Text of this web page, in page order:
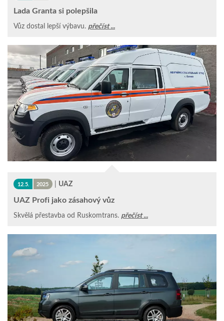
Lada Granta si polepšila
Vůz dostal lepší výbavu. přečíst ...
12.5. 2025 | UAZ
UAZ Profi jako zásahový vůz
Skvělá přestavba od Ruskomtrans. přečíst ...